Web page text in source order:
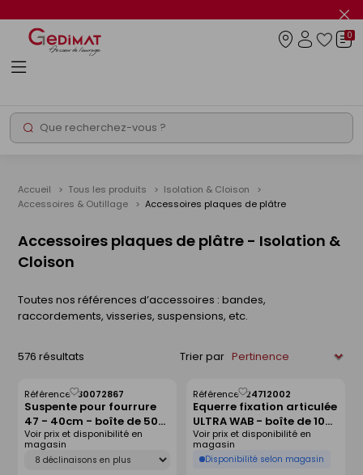
le
info
Rechercher
0
Accueil Tous les produits
Isolation & Cloison
Accessoires & Outillage
Accessoires plaques de plâtre
Accessoires plaques de plâtre - Isolation &
Cloison
Toutes nos références d’accessoires : bandes,
raccordements, visseries, suspensions, etc.
576 résultats Trier par
Suspente pour fourrure
47 - 40cm - boîte de 50
pièces.
Référence :30072867
Déclinaison
Voir prix et disponibilité en
magasin
Enregistrer
comme
liste
Equerre fixation articulée
ULTRA WAB - boîte de 100
pièces
Référence :24712002
Disponibilité selon magasin
Voir prix et disponibilité en
magasin
Enregistrer
comme
liste